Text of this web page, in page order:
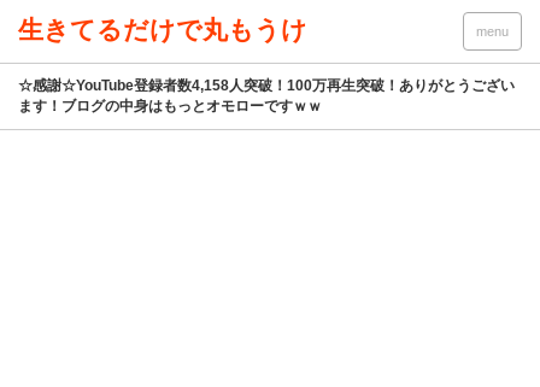
生きてるだけで丸もうけ menu
☆感謝☆YouTube登録者数4,158人突破！100万再生突破！ありがとうござい
ます！ブログの中身はもっとオモローですｗｗ